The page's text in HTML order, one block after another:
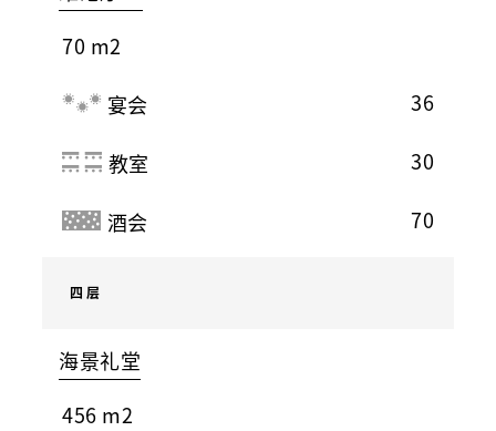
70 m2
宴会
36
教室 30
酒会 70
四层
海景礼堂
456 m2